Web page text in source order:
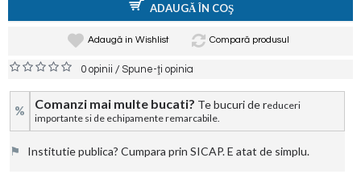
ADAUGĂ ÎN COŞ
Adaugă in Wishlist Compară produsul
0 opinii /Spune-ţi opinia
% Comanzi mai multe bucati? Te bucuri de reduceri
importante si de echipamente remarcabile.
⚑ Institutie publica? Cumpara prin SICAP. E atat de simplu.